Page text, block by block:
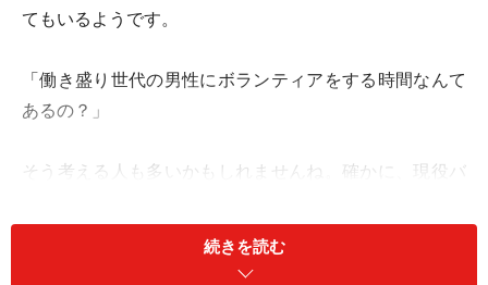
てもいるようです。
「働き盛り世代の男性にボランティアをする時間なんて
あるの？」
そう考える人も多いかもしれませんね。確かに、現役バ
代”であるのがこれまでの常識でした。
続きを読む